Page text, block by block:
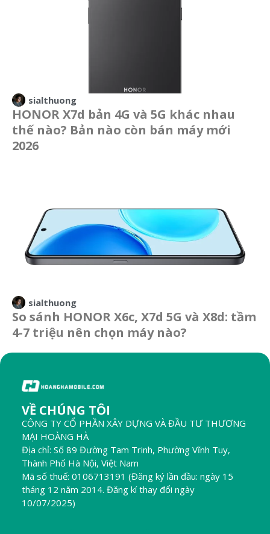
sialthuong
HONOR X7d bản 4G và 5G khác nhau
thế nào? Bản nào còn bán máy mới
2026
sialthuong
So sánh HONOR X6c, X7d 5G và X8d: tầm
4-7 triệu nên chọn máy nào?
VỀ CHÚNG TÔI
CÔNG TY CỔ PHẦN XÂY DỰNG VÀ ĐẦU TƯ THƯƠNG
MẠI HOÀNG HÀ
Địa chỉ: Số 89 Đường Tam Trinh, Phường Vĩnh Tuy,
Thành Phố Hà Nội, Việt Nam
Mã số thuế: 0106713191 (Đăng ký lần đầu: ngày 15
tháng 12 năm 2014. Đăng kí thay đổi ngày
10/07/2025)